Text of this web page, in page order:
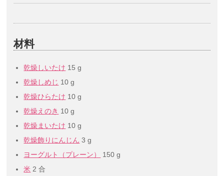
材料
乾燥しいたけ 15 g
乾燥しめじ 10 g
乾燥ひらたけ 10 g
乾燥えのき 10 g
乾燥まいたけ 10 g
乾燥飾りにんじん 3 g
ヨーグルト（プレーン）
150 g
米 2 合